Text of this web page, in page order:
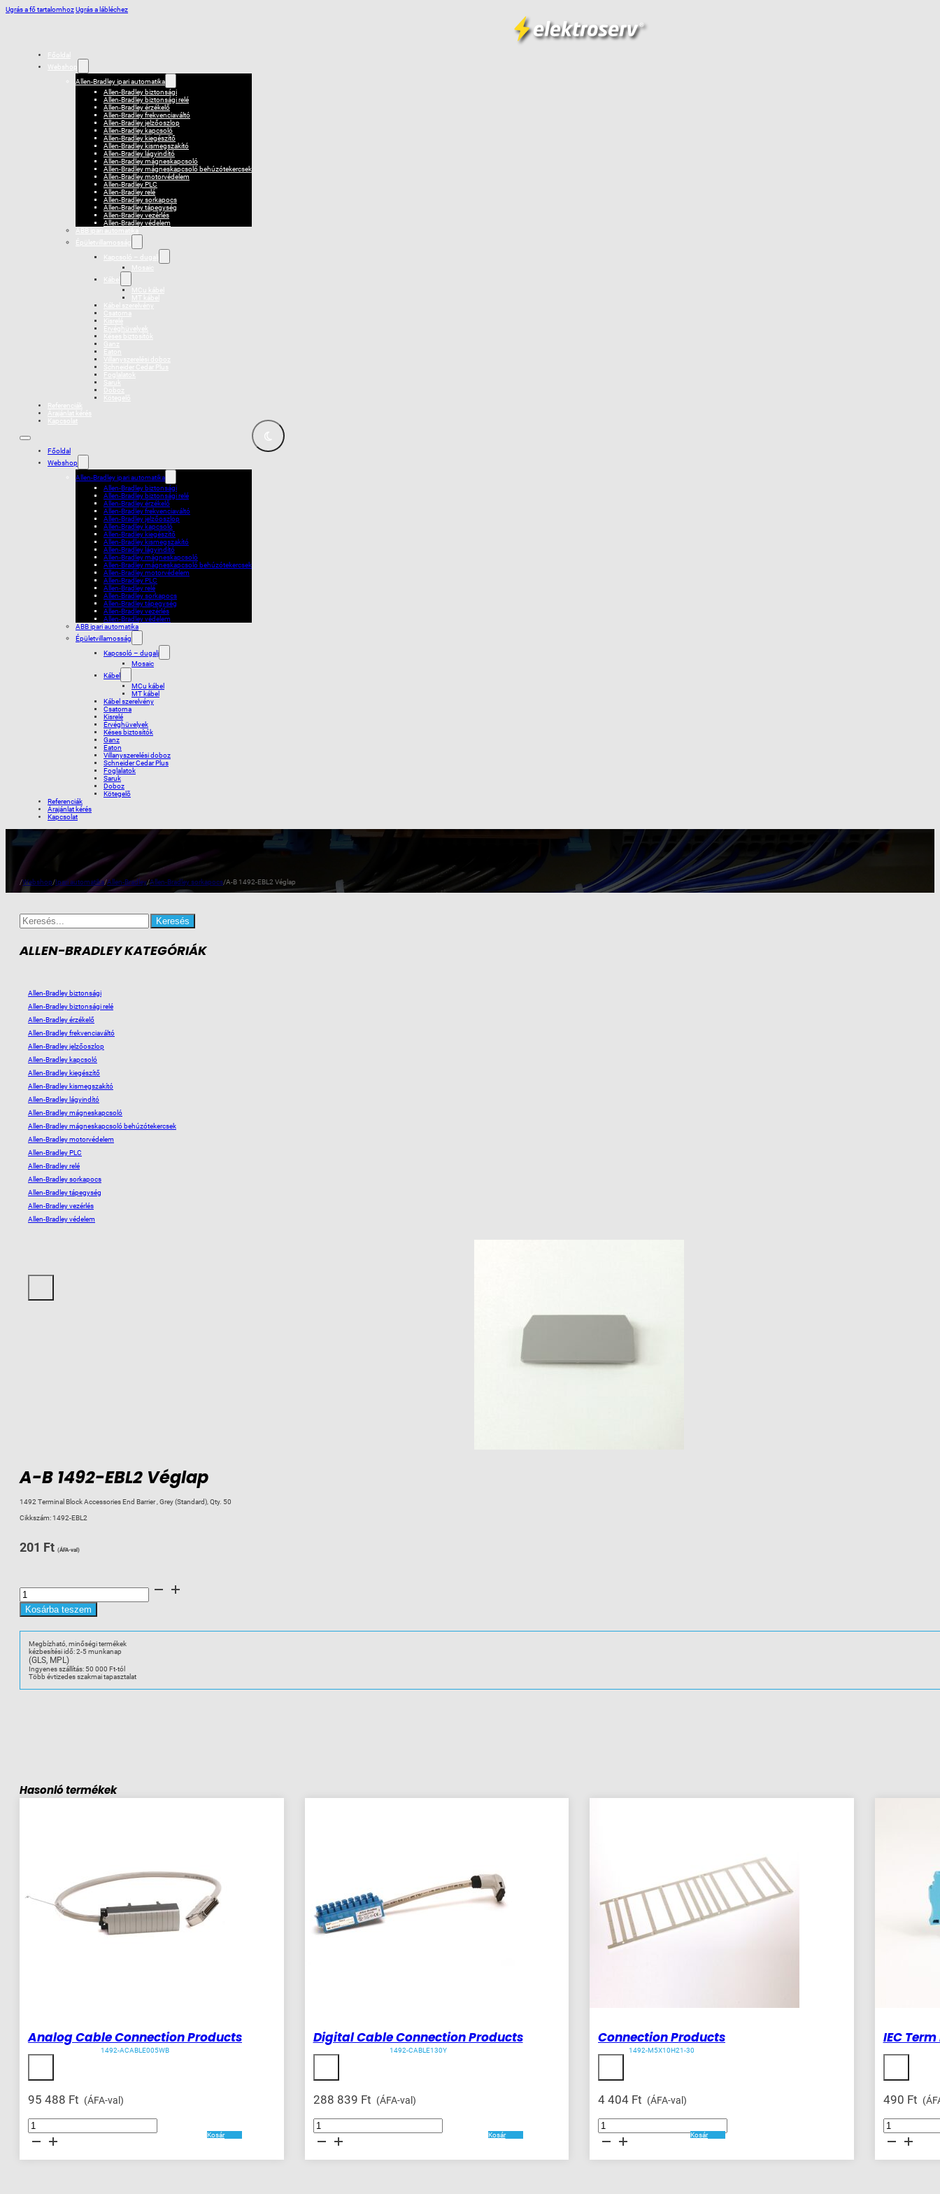
Ugrás a fő tartalomhozUgrás a lábléchez
Főoldal
Webshop
Allen-Bradley ipari automatika
Allen-Bradley biztonsági
Allen-Bradley biztonsági relé
Allen-Bradley érzékelő
Allen-Bradley frekvenciaváltó
Allen-Bradley jelzőoszlop
Allen-Bradley kapcsoló
Allen-Bradley kiegészítő
Allen-Bradley kismegszakító
Allen-Bradley lágyindító
Allen-Bradley mágneskapcsoló
Allen-Bradley mágneskapcsoló behúzótekercsek
Allen-Bradley motorvédelem
Allen-Bradley PLC
Allen-Bradley relé
Allen-Bradley sorkapocs
Allen-Bradley tápegység
Allen-Bradley vezérlés
Allen-Bradley védelem
ABB ipari automatika
Épületvillamosság
Kapcsoló – dugalj
Mosaic
Kábel
MCu kábel
MT kábel
Kábel szerelvény
Csatorna
Kisrelé
Érvéghüvelyek
Késes biztosítók
Ganz
Eaton
Villanyszerelési doboz
Schneider Cedar Plus
Foglalatok
Saruk
Doboz
Kötegelõ
Referenciák
Árajánlat kérés
Kapcsolat
Főoldal
Webshop
Allen-Bradley ipari automatika
Allen-Bradley biztonsági
Allen-Bradley biztonsági relé
Allen-Bradley érzékelő
Allen-Bradley frekvenciaváltó
Allen-Bradley jelzőoszlop
Allen-Bradley kapcsoló
Allen-Bradley kiegészítő
Allen-Bradley kismegszakító
Allen-Bradley lágyindító
Allen-Bradley mágneskapcsoló
Allen-Bradley mágneskapcsoló behúzótekercsek
Allen-Bradley motorvédelem
Allen-Bradley PLC
Allen-Bradley relé
Allen-Bradley sorkapocs
Allen-Bradley tápegység
Allen-Bradley vezérlés
Allen-Bradley védelem
ABB ipari automatika
Épületvillamosság
Kapcsoló – dugalj
Mosaic
Kábel
MCu kábel
MT kábel
Kábel szerelvény
Csatorna
Kisrelé
Érvéghüvelyek
Késes biztosítók
Ganz
Eaton
Villanyszerelési doboz
Schneider Cedar Plus
Foglalatok
Saruk
Doboz
Kötegelõ
Referenciák
Árajánlat kérés
Kapcsolat
/Webshop/Ipari automatika/Allen-Bradley/Allen-Bradley sorkapocs/A-B 1492-EBL2 Véglap
Search
for:
ALLEN-BRADLEY KATEGÓRIÁK
Allen-Bradley biztonsági
Allen-Bradley biztonsági relé
Allen-Bradley érzékelő
Allen-Bradley frekvenciaváltó
Allen-Bradley jelzőoszlop
Allen-Bradley kapcsoló
Allen-Bradley kiegészítő
Allen-Bradley kismegszakító
Allen-Bradley lágyindító
Allen-Bradley mágneskapcsoló
Allen-Bradley mágneskapcsoló behúzótekercsek
Allen-Bradley motorvédelem
Allen-Bradley PLC
Allen-Bradley relé
Allen-Bradley sorkapocs
Allen-Bradley tápegység
Allen-Bradley vezérlés
Allen-Bradley védelem
A-B 1492-EBL2 Véglap
1492 Terminal Block Accessories End Barrier , Grey (Standard), Qty. 50
Cikkszám:1492-EBL2
201 Ft (ÁFA-val)
1492-
EBL2
Véglap
Kosárba teszem
Megbízható, minőségi termékek
kézbesítési idő: 2-5 munkanap
(GLS, MPL)
Ingyenes szállítás: 50 000 Ft-tól
Több évtizedes szakmai tapasztalat
Hasonló termékek
Analog Cable Connection Products
1492-ACABLE005WB
95 488 Ft (ÁFA-val)
Analog
Cable
Connection
Products
Kosár
Digital Cable Connection Products
1492-CABLE130Y
288 839 Ft (ÁFA-val)
Digital
Cable
Connection
Products
Kosár
Connection Products
1492-M5X10H21-30
4 404 Ft (ÁFA-val)
Connection
Products
mennyiség
Kosár
IEC
490 Ft
IEC
Term
8.1x65x38mm
Clp